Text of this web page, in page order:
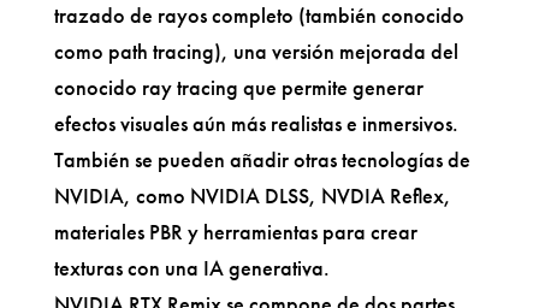
trazado de rayos completo (también conocido
como path tracing), una versión mejorada del
conocido ray tracing que permite generar
efectos visuales aún más realistas e inmersivos.
También se pueden añadir otras tecnologías de
NVIDIA, como NVIDIA DLSS, NVDIA Reflex,
materiales PBR y herramientas para crear
texturas con una IA generativa.